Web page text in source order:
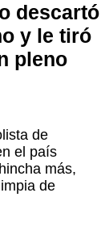
descartó
y le tiró
pleno
de
el país
más,
de